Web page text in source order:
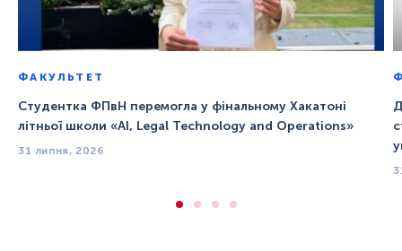
ФАКУЛЬТЕТ
Студентка ФПвН перемогла у фінальному Хакатоні
літньої школи «AI, Legal Technology and Operations»
31 липня, 2026